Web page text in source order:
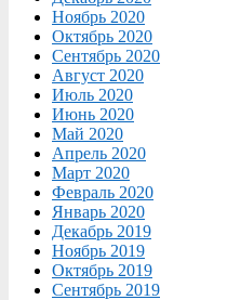
Ноябрь 2020
Октябрь 2020
Сентябрь 2020
Август 2020
Июль 2020
Июнь 2020
Май 2020
Апрель 2020
Март 2020
Февраль 2020
Январь 2020
Декабрь 2019
Ноябрь 2019
Октябрь 2019
Сентябрь 2019